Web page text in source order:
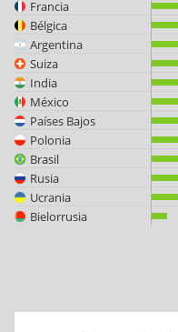
Francia
Bélgica
Argentina
Suiza
India
México
Países Bajos
Polonia
Brasil
Rusia
Ucrania
Bielorrusia